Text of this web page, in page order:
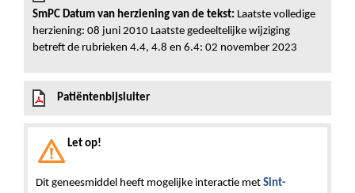
SmPC Datum van herziening van de tekst: Laatste volledige
herziening: 08 juni 2010 Laatste gedeeltelijke wijziging
betreft de rubrieken 4.4, 4.8 en 6.4: 02 november 2023
Patiëntenbijsluiter
Let op!
Dit geneesmiddel heeft mogelijke interactie met Sint-